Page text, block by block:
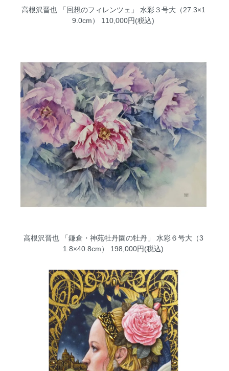
高根沢晋也 「回想のフィレンツェ」 水彩３号大（27.3×1
9.0cm）
110,000円(税込)
高根沢晋也 「鎌倉・神苑牡丹園の牡丹」 水彩６号大（3
1.8×40.8cm）
198,000円(税込)